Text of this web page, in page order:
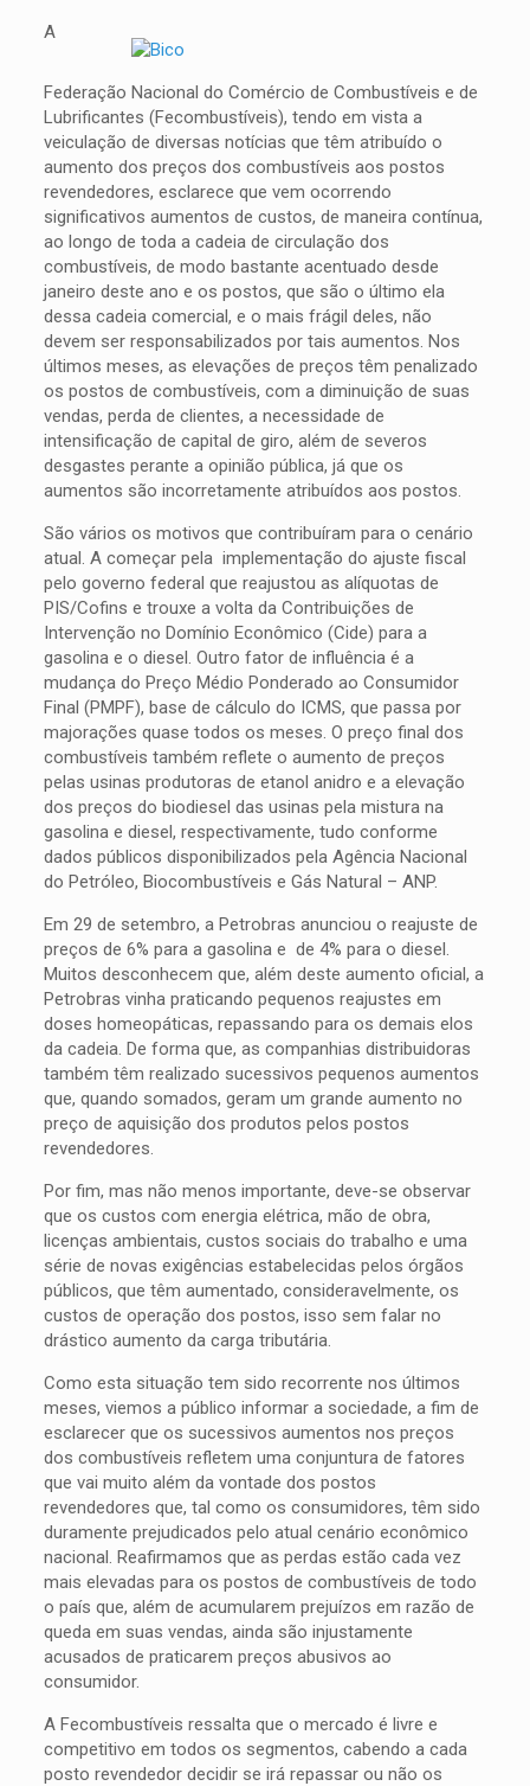
A
Federação Nacional do Comércio de Combustíveis e de
Lubrificantes (Fecombustíveis), tendo em vista a
veiculação de diversas notícias que têm atribuído o
aumento dos preços dos combustíveis aos postos
revendedores, esclarece que vem ocorrendo
significativos aumentos de custos, de maneira contínua,
ao longo de toda a cadeia de circulação dos
combustíveis, de modo bastante acentuado desde
janeiro deste ano e os postos, que são o último ela
dessa cadeia comercial, e o mais frágil deles, não
devem ser responsabilizados por tais aumentos. Nos
últimos meses, as elevações de preços têm penalizado
os postos de combustíveis, com a diminuição de suas
vendas, perda de clientes, a necessidade de
intensificação de capital de giro, além de severos
desgastes perante a opinião pública, já que os
aumentos são incorretamente atribuídos aos postos.
São vários os motivos que contribuíram para o cenário
atual. A começar pela implementação do ajuste fiscal
pelo governo federal que reajustou as alíquotas de
PIS/Cofins e trouxe a volta da Contribuições de
Intervenção no Domínio Econômico (Cide) para a
gasolina e o diesel. Outro fator de influência é a
mudança do Preço Médio Ponderado ao Consumidor
Final (PMPF), base de cálculo do ICMS, que passa por
majorações quase todos os meses. O preço final dos
combustíveis também reflete o aumento de preços
pelas usinas produtoras de etanol anidro e a elevação
dos preços do biodiesel das usinas pela mistura na
gasolina e diesel, respectivamente, tudo conforme
dados públicos disponibilizados pela Agência Nacional
do Petróleo, Biocombustíveis e Gás Natural – ANP.
Em 29 de setembro, a Petrobras anunciou o reajuste de
preços de 6% para a gasolina e de 4% para o diesel.
Muitos desconhecem que, além deste aumento oficial, a
Petrobras vinha praticando pequenos reajustes em
doses homeopáticas, repassando para os demais elos
da cadeia. De forma que, as companhias distribuidoras
também têm realizado sucessivos pequenos aumentos
que, quando somados, geram um grande aumento no
preço de aquisição dos produtos pelos postos
revendedores.
Por fim, mas não menos importante, deve-se observar
que os custos com energia elétrica, mão de obra,
licenças ambientais, custos sociais do trabalho e uma
série de novas exigências estabelecidas pelos órgãos
públicos, que têm aumentado, consideravelmente, os
custos de operação dos postos, isso sem falar no
drástico aumento da carga tributária.
Como esta situação tem sido recorrente nos últimos
meses, viemos a público informar a sociedade, a fim de
esclarecer que os sucessivos aumentos nos preços
dos combustíveis refletem uma conjuntura de fatores
que vai muito além da vontade dos postos
revendedores que, tal como os consumidores, têm sido
duramente prejudicados pelo atual cenário econômico
nacional. Reafirmamos que as perdas estão cada vez
mais elevadas para os postos de combustíveis de todo
o país que, além de acumularem prejuízos em razão de
queda em suas vendas, ainda são injustamente
acusados de praticarem preços abusivos ao
consumidor.
A Fecombustíveis ressalta que o mercado é livre e
competitivo em todos os segmentos, cabendo a cada
posto revendedor decidir se irá repassar ou não os